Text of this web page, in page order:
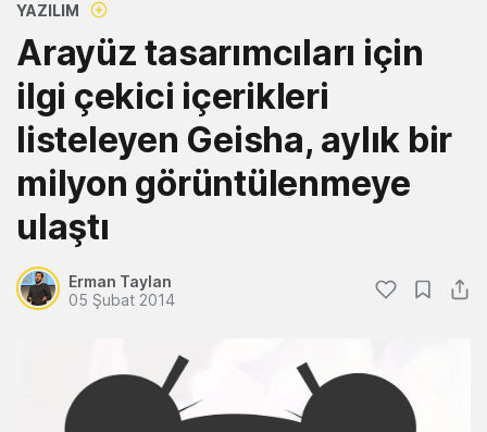
YAZILIM
Arayüz tasarımcıları için
ilgi çekici içerikleri
listeleyen Geisha, aylık bir
milyon görüntülenmeye
ulaştı
Erman Taylan
05 Şubat 2014